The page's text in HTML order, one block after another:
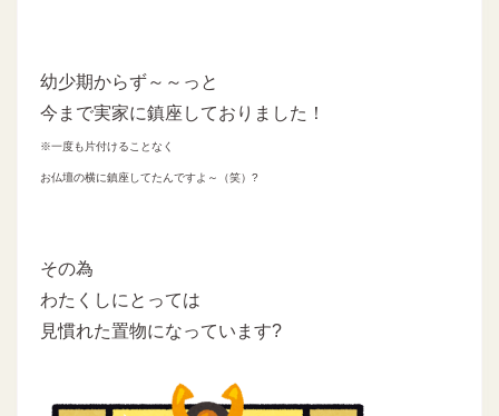
幼少期からず～～っと
今まで実家に鎮座しておりました！
※一度も片付けることなく
お仏壇の横に鎮座してたんですよ～（笑）?
その為
わたくしにとっては
見慣れた置物になっています?